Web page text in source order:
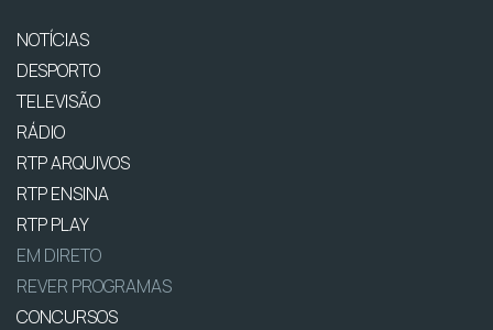
NOTÍCIAS
DESPORTO
TELEVISÃO
RÁDIO
RTP ARQUIVOS
RTP ENSINA
RTP PLAY
EM DIRETO
REVER PROGRAMAS
CONCURSOS